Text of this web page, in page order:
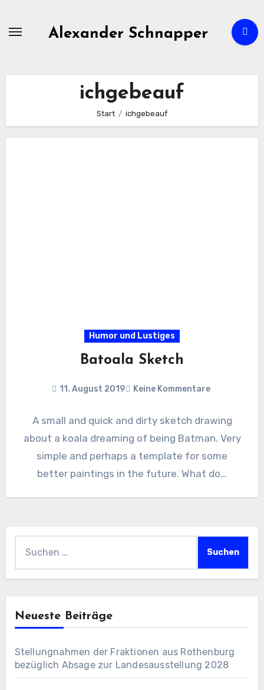
Alexander Schnapper
ichgebeauf
Start ichgebeauf
Humor und Lustiges
Batoala Sketch
11. August 2019 Keine Kommentare
A small and quick and dirty sketch drawing
about a koala dreaming of being Batman. Very
simple and perhaps a template for some
better paintings in the future. What do…
Neueste Beiträge
Stellungnahmen der Fraktionen aus Rothenburg
bezüglich Absage zur Landesausstellung 2028